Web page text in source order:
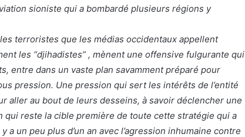
sioniste qui a bombardé plusieurs régions y
terroristes que les médias occidentaux appellent
les “djihadistes” , mènent une offensive fulgurante qui
entre dans un vaste plan savamment préparé pour
pression. Une pression qui sert les intérêts de l’entité
aller au bout de leurs desseins, à savoir déclencher une
qui reste la cible première de toute cette stratégie qui a
a un peu plus d’un an avec l’agression inhumaine contre